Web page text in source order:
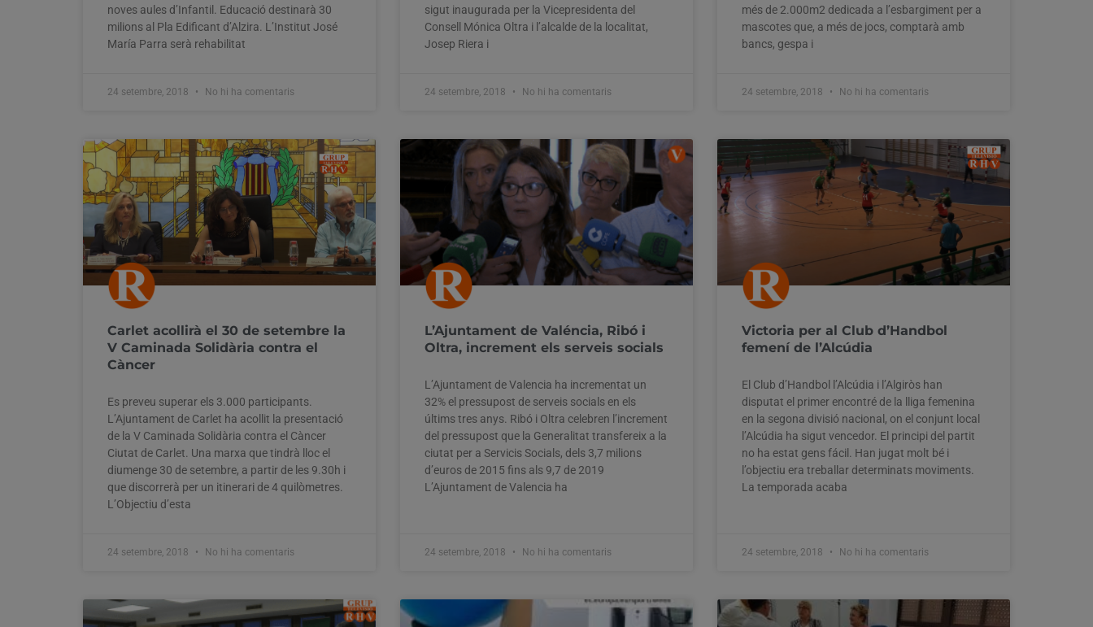
noves aules d’Infantil. Educació destinarà 30
milions al Pla Edificant d’Alzira. L’Institut José
María Parra serà rehabilitat
24 setembre, 2018 No hi ha comentaris
sigut inaugurada per la Vicepresidenta del
Consell Mónica Oltra i l’alcalde de la localitat,
Josep Riera i
24 setembre, 2018 No hi ha comentaris
més de 2.000m2 dedicada a l’esbargiment per a
mascotes que, a més de jocs, comptarà amb
bancs, gespa i
24 setembre, 2018 No hi ha comentaris
Carlet acollirà el 30 de setembre la
V Caminada Solidària contra el
Càncer
Es preveu superar els 3.000 participants.
L’Ajuntament de Carlet ha acollit la presentació
de la V Caminada Solidària contra el Càncer
Ciutat de Carlet. Una marxa que tindrà lloc el
diumenge 30 de setembre, a partir de les 9.30h i
que discorrerà per un itinerari de 4 quilòmetres.
L’Objectiu d’esta
24 setembre, 2018 No hi ha comentaris
L’Ajuntament de Valéncia, Ribó i
Oltra, increment els serveis socials
L’Ajuntament de Valencia ha incrementat un
32% el pressupost de serveis socials en els
últims tres anys. Ribó i Oltra celebren l’increment
del pressupost que la Generalitat transfereix a la
ciutat per a Servicis Socials, dels 3,7 milions
d’euros de 2015 fins als 9,7 de 2019
L’Ajuntament de Valencia ha
24 setembre, 2018 No hi ha comentaris
Victoria per al Club d’Handbol
femení de l’Alcúdia
El Club d’Handbol l’Alcúdia i l’Algiròs han
disputat el primer encontré de la lliga femenina
en la segona divisió nacional, on el conjunt local
l’Alcúdia ha sigut vencedor. El principi del partit
no ha estat gens fácil. Han jugat molt bé i
l’objectiu era treballar determinats moviments.
La temporada acaba
24 setembre, 2018 No hi ha comentaris